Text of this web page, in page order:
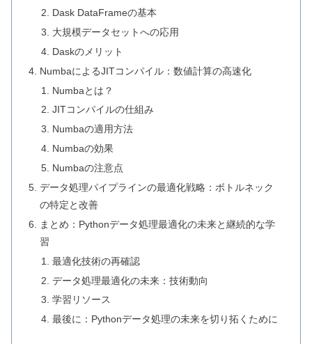
Dask DataFrameの基本
大規模データセットへの応用
Daskのメリット
NumbaによるJITコンパイル：数値計算の高速化
Numbaとは？
JITコンパイルの仕組み
Numbaの適用方法
Numbaの効果
Numbaの注意点
データ処理パイプラインの最適化戦略：ボトルネック
の特定と改善
まとめ：Pythonデータ処理最適化の未来と継続的な学
習
最適化技術の再確認
データ処理最適化の未来：技術動向
学習リソース
最後に：Pythonデータ処理の未来を切り拓くために